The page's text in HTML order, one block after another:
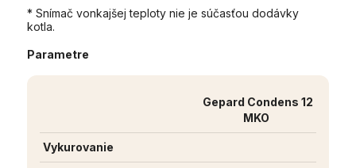
* Snímač vonkajšej teploty nie je súčasťou dodávky
kotla.
Parametre
Gepard Condens 12
MKO
Vykurovanie